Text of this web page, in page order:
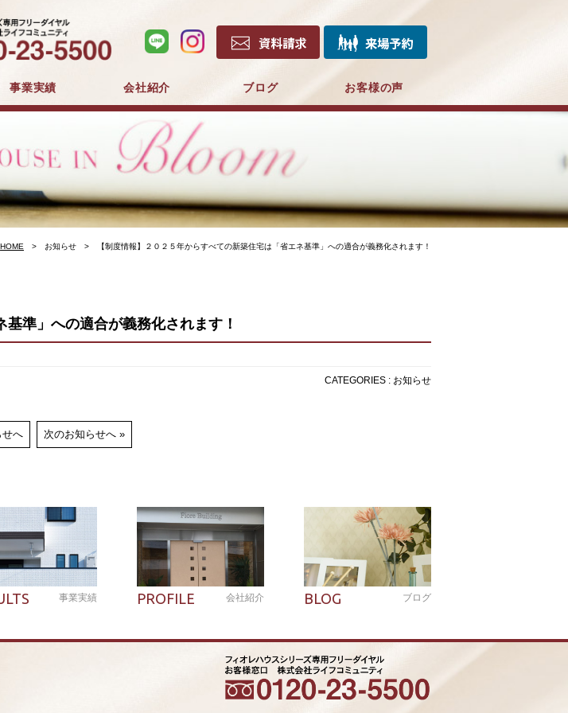
事業実績 会社紹介 ブログ お客様の声
HOME お知らせ 【制度情報】２０２５年からすべての新築住宅は「省エネ基準」への適合が義務化されます！
準」への適合が義務化されます！
CATEGORIES : お知らせ
せへ 次のお知らせへ
事業実績 PROFILE 会社紹介 BLOG ブログ